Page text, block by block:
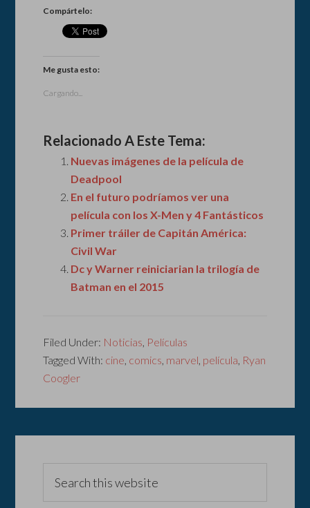
Compártelo:
Me gusta esto:
Cargando...
Relacionado A Este Tema:
Nuevas imágenes de la película de
Deadpool
En el futuro podríamos ver una
película con los X-Men y 4 Fantásticos
Primer tráiler de Capitán América:
Civil War
Dc y Warner reiniciarian la trilogía de
Batman en el 2015
Filed Under: Noticias, Películas
Tagged With: cine, comics, marvel, película, Ryan
Coogler